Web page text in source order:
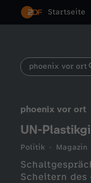
Startseite
phoenix vor ort
phoenix vor ort
UN-
Politik Magazin
Scheitern des